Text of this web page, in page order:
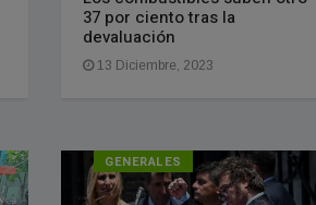
37 por ciento tras la
devaluación
13 Diciembre, 2023
GENERALES